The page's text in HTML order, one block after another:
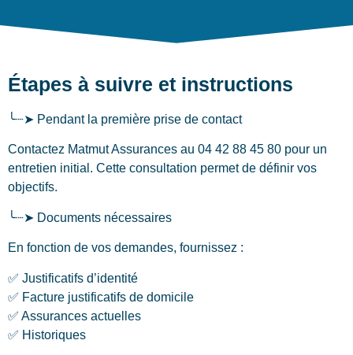
Étapes à suivre et instructions
╰┈➤ Pendant la première prise de contact
Contactez Matmut Assurances au 04 42 88 45 80 pour un
entretien initial. Cette consultation permet de définir vos
objectifs.
╰┈➤ Documents nécessaires
En fonction de vos demandes, fournissez :
✅ Justificatifs d’identité
✅ Facture justificatifs de domicile
✅ Assurances actuelles
✅ Historiques